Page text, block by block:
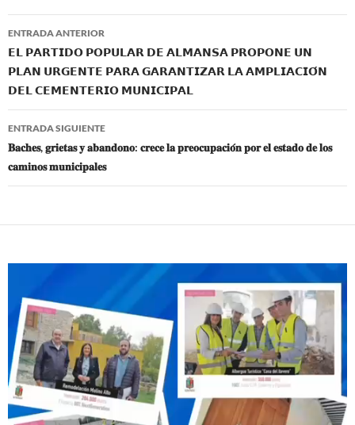
b
o
o
k
s
A
p
p
Navegación
de
entradas
ENTRADA ANTERIOR
𝗘𝗟 𝗣𝗔𝗥𝗧𝗜𝗗𝗢 𝗣𝗢𝗣𝗨𝗟𝗔𝗥 𝗗𝗘 𝗔𝗟𝗠𝗔𝗡𝗦𝗔 𝗣𝗥𝗢𝗣𝗢𝗡𝗘 𝗨𝗡
𝗣𝗟𝗔𝗡 𝗨𝗥𝗚𝗘𝗡𝗧𝗘 𝗣𝗔𝗥𝗔 𝗚𝗔𝗥𝗔𝗡𝗧𝗜𝗭𝗔𝗥 𝗟𝗔 𝗔𝗠𝗣𝗟𝗜𝗔𝗖𝗜𝗢́𝗡
𝗗𝗘𝗟 𝗖𝗘𝗠𝗘𝗡𝗧𝗘𝗥𝗜𝗢 𝗠𝗨𝗡𝗜𝗖𝗜𝗣𝗔𝗟
ENTRADA SIGUIENTE
𝐁𝐚𝐜𝐡𝐞𝐬, 𝐠𝐫𝐢𝐞𝐭𝐚𝐬 𝐲 𝐚𝐛𝐚𝐧𝐝𝐨𝐧𝐨: 𝐜𝐫𝐞𝐜𝐞 𝐥𝐚 𝐩𝐫𝐞𝐨𝐜𝐮𝐩𝐚𝐜𝐢𝐨́𝐧 𝐩𝐨𝐫 𝐞𝐥 𝐞𝐬𝐭𝐚𝐝𝐨 𝐝𝐞 𝐥𝐨𝐬
𝐜𝐚𝐦𝐢𝐧𝐨𝐬 𝐦𝐮𝐧𝐢𝐜𝐢𝐩𝐚𝐥𝐞𝐬